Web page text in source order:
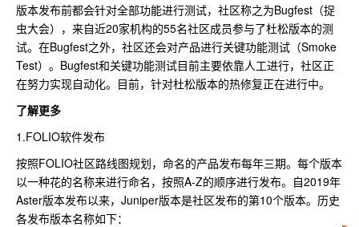
版本发布前都会针对全部功能进行测试，社区称之为Bugfest（捉
虫大会），来自近20家机构的55名社区成员参与了杜松版本的测
试。在Bugfest之外，社区还会对产品进行关键功能测试（Smoke
Test）。Bugfest和关键功能测试目前主要依靠人工进行，社区正
在努力实现自动化。目前，针对杜松版本的热修复正在进行中。
了解更多
1.FOLIO软件发布
按照FOLIO社区路线图规划，命名的产品发布每年三期。每个版本
以一种花的名称来进行命名，按照A-Z的顺序进行发布。自2019年
Aster版本发布以来，Juniper版本是社区发布的第10个版本。历史
各发布版本名称如下：